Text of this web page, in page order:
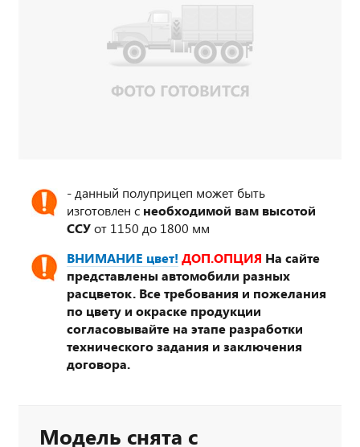
- данный полуприцеп может быть
изготовлен с необходимой вам высотой
ССУот 1150 до 1800 мм
ВНИМАНИЕ цвет! ДОП.ОПЦИЯ На сайте
представлены автомобили разных
расцветок. Все требования и пожелания
по цвету и окраске продукции
согласовывайте на этапе разработки
технического задания и заключения
договора.
Модель снята с